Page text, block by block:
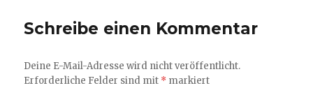
Schreibe einen Kommentar
Deine E-Mail-Adresse wird nicht veröffentlicht.
Erforderliche Felder sind mit * markiert